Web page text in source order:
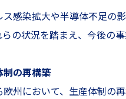
感染拡大や半導体不足の
の状況を踏まえ、今後の
制の再構築
州において、生産体制の